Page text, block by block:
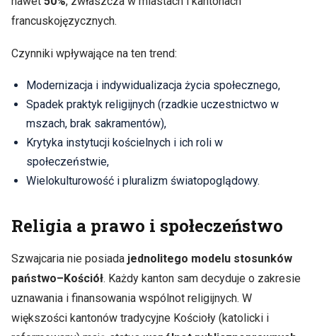
francuskojęzycznych.
Czynniki wpływające na ten trend:
Modernizacja i indywidualizacja życia społecznego,
Spadek praktyk religijnych (rzadkie uczestnictwo w
mszach, brak sakramentów),
Krytyka instytucji kościelnych i ich roli w
społeczeństwie,
Wielokulturowość i pluralizm światopoglądowy.
Religia a prawo i społeczeństwo
Szwajcaria nie posiada jednolitego modelu stosunków
państwo–Kościół. Każdy kanton sam decyduje o zakresie
uznawania i finansowania wspólnot religijnych. W
większości kantonów tradycyjne Kościoły (katolicki i